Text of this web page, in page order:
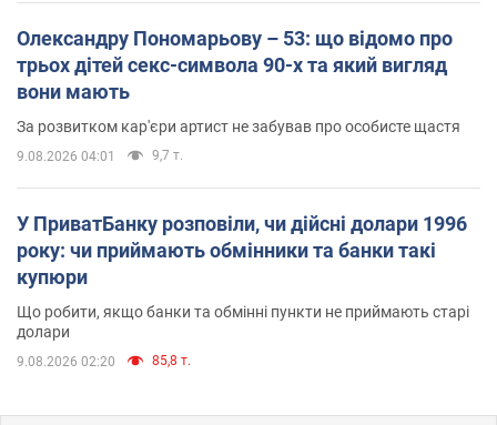
Олександру Пономарьову – 53: що відомо про
трьох дітей секс-символа 90-х та який вигляд
вони мають
За розвитком кар'єри артист не забував про особисте щастя
9.08.2026 04:01 9,7 т.
У ПриватБанку розповіли, чи дійсні долари 1996
року: чи приймають обмінники та банки такі
купюри
Що робити, якщо банки та обмінні пункти не приймають старі
долари
9.08.2026 02:20 85,8 т.